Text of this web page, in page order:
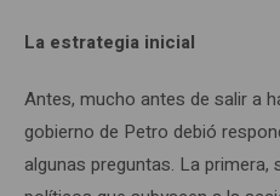
La estrategia inicial
Antes, mucho antes de salir a
gobierno de Petro debió
algunas preguntas. La